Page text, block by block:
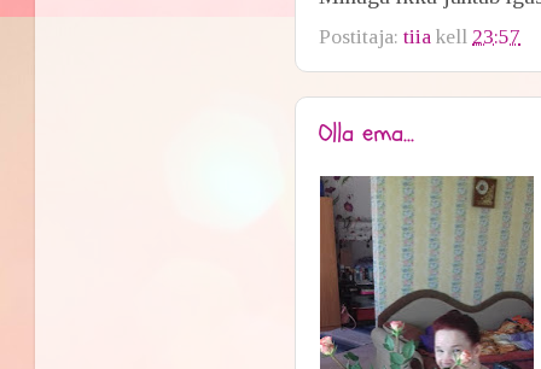
Postitaja:tiia kell 23:57
Olla ema...